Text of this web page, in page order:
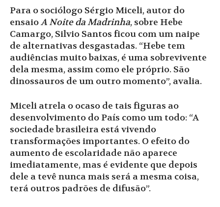
Para o sociólogo Sérgio Miceli, autor do
ensaioA Noite da Madrinha, sobre Hebe
Camargo, Silvio Santos ficou com um naipe
de alternativas desgastadas. “Hebe tem
audiências muito baixas, é uma sobrevivente
dela mesma, assim como ele próprio. São
dinossauros de um outro momento”, avalia.
Miceli atrela o ocaso de tais figuras ao
desenvolvimento do País como um todo: “A
sociedade brasileira está vivendo
transformações importantes. O efeito do
aumento de escolaridade não aparece
imediatamente, mas é evidente que depois
dele a tevê nunca mais será a mesma coisa,
terá outros padrões de difusão”.